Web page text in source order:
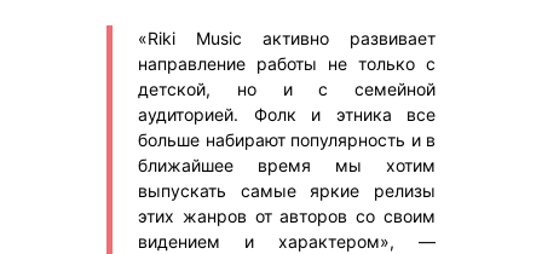
«Riki Music активно развивает
направление работы не только с
детской, но и с семейной
аудиторией. Фолк и этника все
больше набирают популярность и в
ближайшее время мы хотим
выпускать самые яркие релизы
этих жанров от авторов со своим
видением и характером», —